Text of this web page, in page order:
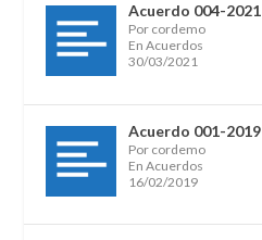
Acuerdo 004-2021
Por cordemo
En Acuerdos
30/03/2021
Acuerdo 001-2019
Por cordemo
En Acuerdos
16/02/2019